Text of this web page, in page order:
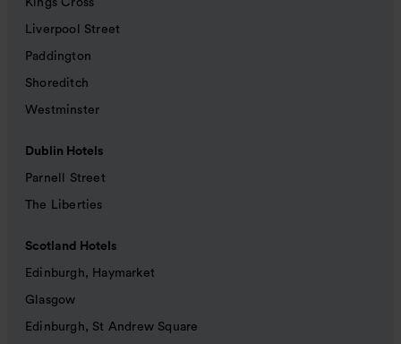
Kings Cross
Liverpool Street
Paddington
Shoreditch
Westminster
Dublin Hotels
Parnell Street
The Liberties
Scotland Hotels
Edinburgh, Haymarket
Glasgow
Edinburgh, St Andrew Square